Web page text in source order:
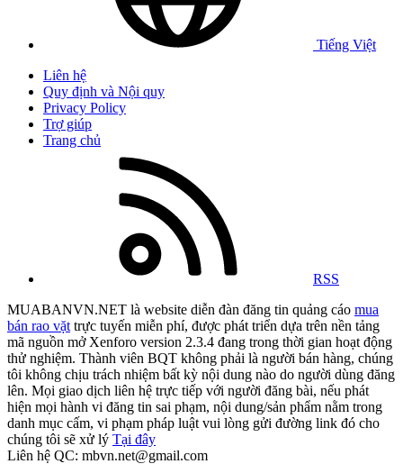
Tiếng Việt
Liên hệ
Quy định và Nội quy
Privacy Policy
Trợ giúp
Trang chủ
RSS
MUABANVN.NET là website diễn đàn đăng tin quảng cáo mua
bán rao vặt trực tuyến miễn phí, được phát triển dựa trên nền tảng
mã nguồn mở Xenforo version 2.3.4 đang trong thời gian hoạt động
thử nghiệm. Thành viên BQT không phải là người bán hàng, chúng
tôi không chịu trách nhiệm bất kỳ nội dung nào do người dùng đăng
lên. Mọi giao dịch liên hệ trực tiếp với người đăng bài, nếu phát
hiện mọi hành vi đăng tin sai phạm, nội dung/sản phẩm nằm trong
danh mục cấm, vi phạm pháp luật vui lòng gửi đường link đó cho
chúng tôi sẽ xử lý Tại đây
Liên hệ QC: mbvn.net@gmail.com